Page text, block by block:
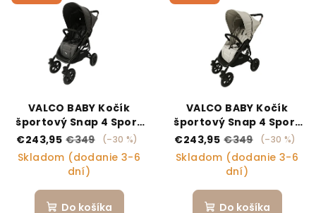
VALCO BABY Kočík
športový Snap 4 Sport
Signature grey
€243,95 €349 (–30 %)
Skladom (dodanie 3-6
dní)
Do košíka
VALCO BABY Kočík
športový Snap 4 Sport
Bamboo
€243,95 €349 (–30 %)
Skladom (dodanie 3-6
dní)
Do košíka